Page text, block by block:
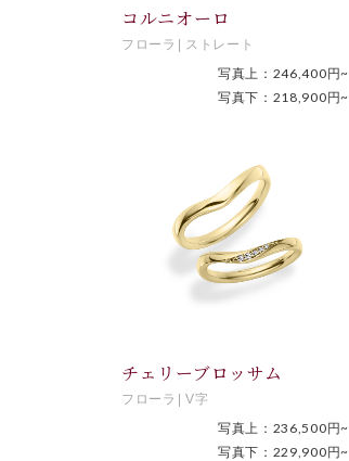
コルニオーロ
フローラ ストレート
写真上：246,400円~
写真下：218,900円~
チェリーブロッサム
フローラ V字
写真上：236,500円~
写真下：229,900円~